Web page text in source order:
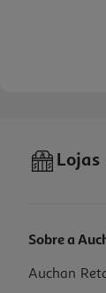
Separadores
Lojas
Sobre a
Auchan